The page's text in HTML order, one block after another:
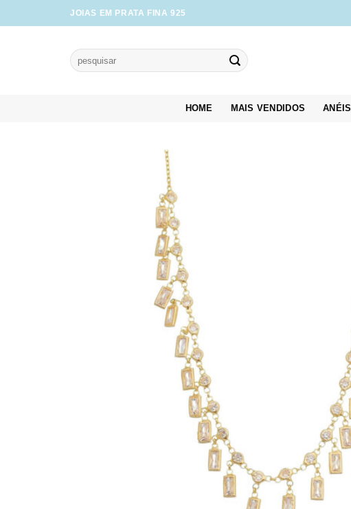
to
JOIAS EM PRATA FINA 925
Pesquisar
por:
HOME MAIS VENDIDOS ANÉIS